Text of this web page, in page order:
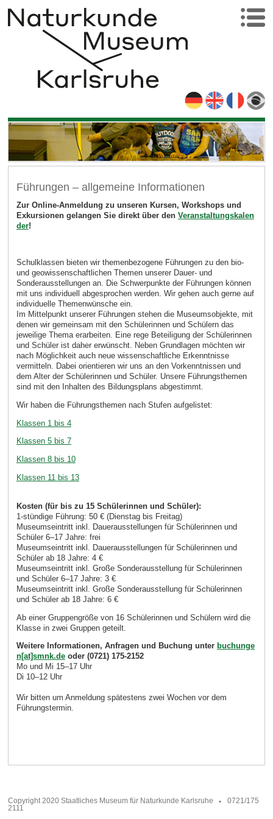
Führungen – allgemeine Informationen
Zur Online-Anmeldung zu unseren Kursen, Workshops und
Exkursionen gelangen Sie direkt über den Veranstaltungskalen
der!
Schulklassen bieten wir themenbezogene Führungen zu den bio-
und geowissenschaftlichen Themen unserer Dauer- und
Sonderausstellungen an. Die Schwerpunkte der Führungen können
mit uns individuell abgesprochen werden. Wir gehen auch gerne auf
individuelle Themenwünsche ein.
Im Mittelpunkt unserer Führungen stehen die Museumsobjekte, mit
denen wir gemeinsam mit den Schülerinnen und Schülern das
jeweilige Thema erarbeiten. Eine rege Beteiligung der Schülerinnen
und Schüler ist daher erwünscht. Neben Grundlagen möchten wir
nach Möglichkeit auch neue wissenschaftliche Erkenntnisse
vermitteln. Dabei orientieren wir uns an den Vorkenntnissen und
dem Alter der Schülerinnen und Schüler. Unsere Führungsthemen
sind mit den Inhalten des Bildungsplans abgestimmt.
Wir haben die Führungsthemen nach Stufen aufgelistet:
Klassen 1 bis 4
Klassen 5 bis 7
Klassen 8 bis 10
Klassen 11 bis 13
Kosten (für bis zu 15 Schülerinnen und Schüler):
1-stündige Führung: 50 € (Dienstag bis Freitag)
Museumseintritt inkl. Dauerausstellungen für Schülerinnen und
Schüler 6–17 Jahre: frei
Museumseintritt inkl. Dauerausstellungen für Schülerinnen und
Schüler ab 18 Jahre: 4 €
Museumseintritt inkl. Große Sonderausstellung für Schülerinnen
und Schüler 6–17 Jahre: 3 €
Museumseintritt inkl. Große Sonderausstellung für Schülerinnen
und Schüler ab 18 Jahre: 6 €
Ab einer Gruppengröße von 16 Schülerinnen und Schülern wird die
Klasse in zwei Gruppen geteilt.
Weitere Informationen, Anfragen und Buchung unter buchunge
n[at]smnk.deoder (0721) 175-2152
Mo und Mi 15–17 Uhr
Di 10–12 Uhr
Wir bitten um Anmeldung spätestens zwei Wochen vor dem
Führungstermin.
Copyright 2020 Staatliches Museum für Naturkunde Karlsruhe
0721/175
2111